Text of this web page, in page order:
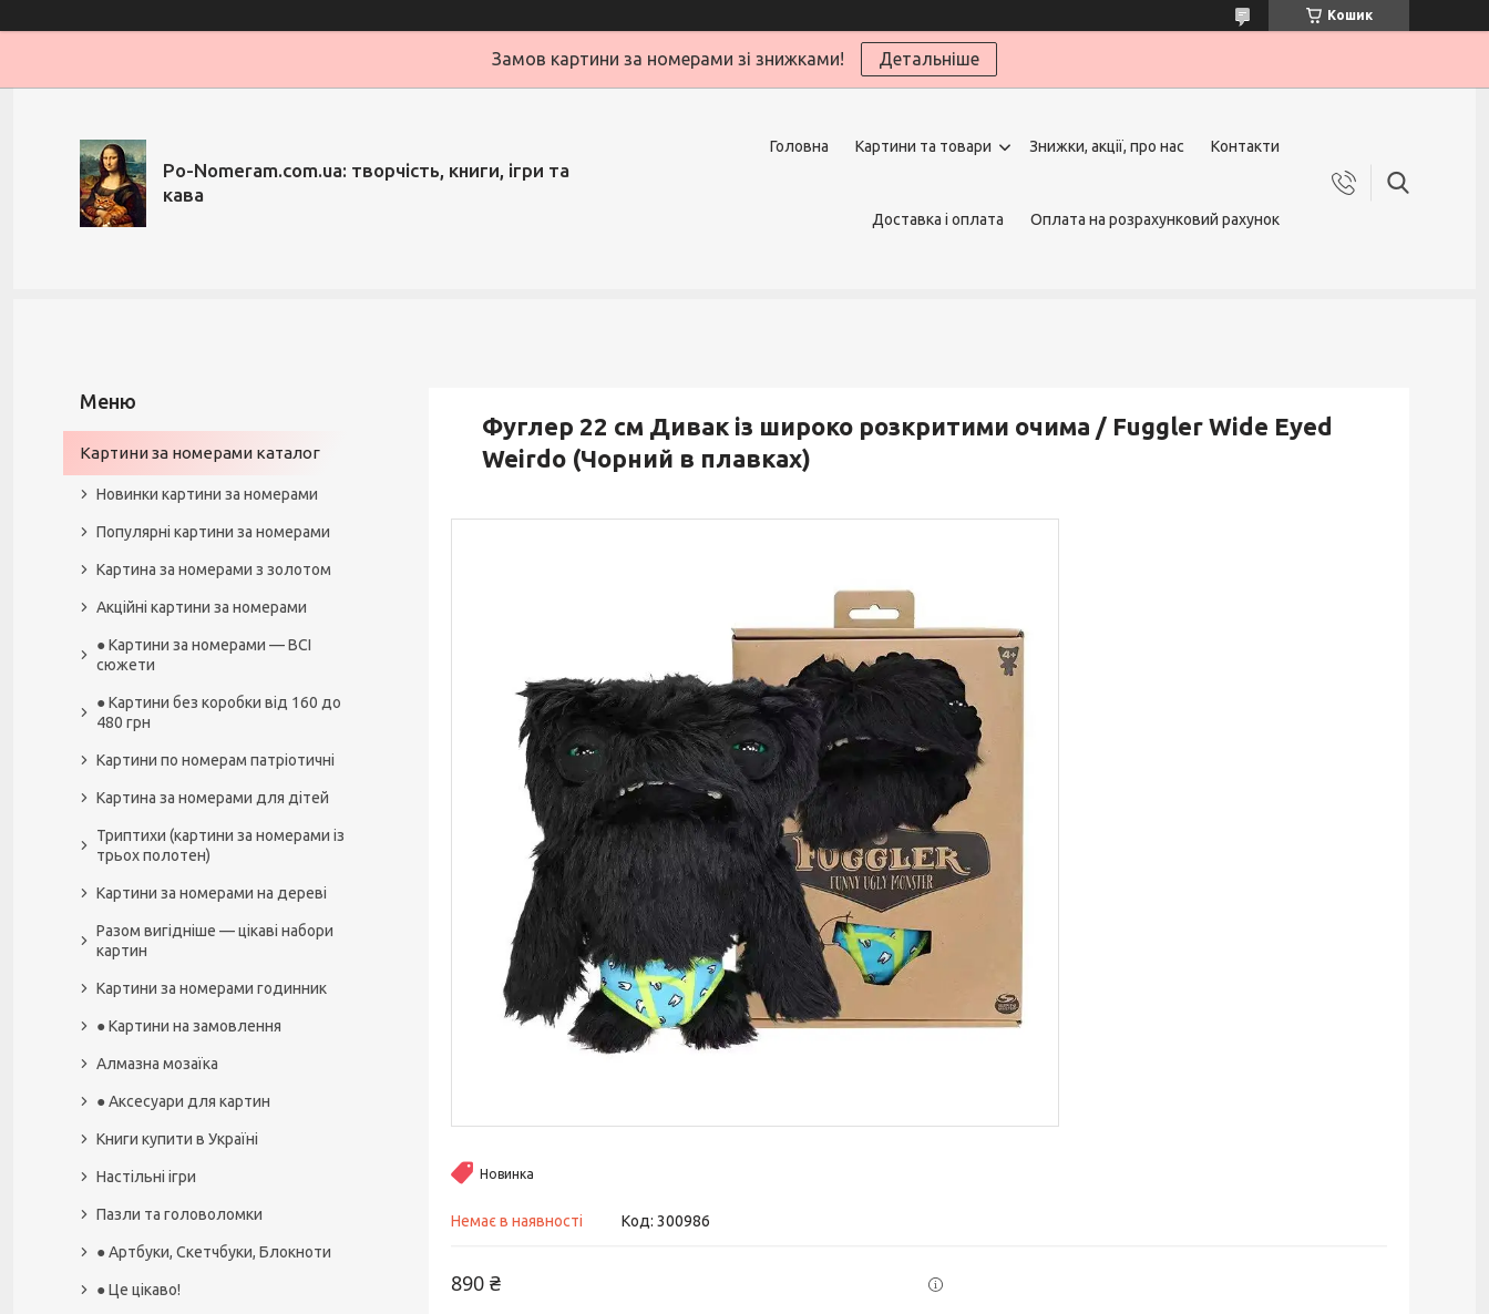
Кошик
Замов картини за номерами зі знижками! Детальніше
Po-Nomeram.com.ua: творчість, книги, ігри та
кава
Головна Картини та товари Знижки, акції, про нас Контакти
Доставка і оплата Оплата на розрахунковий рахунок
Фуглер 22 см Дивак із широко розкритими очима / Fuggler Wide Eyed
Weirdo (Чорний в плавках)
Новинка
Немає в наявності Код: 300986
890 ₴
Картини за номерами каталог
Новинки картини за номерами
Популярні картини за номерами
Картина за номерами з золотом
Акційні картини за номерами
● Картини за номерами — ВСІ
сюжети
● Картини без коробки від 160 до
480 грн
Картини по номерам патріотичні
Картина за номерами для дітей
Триптихи (картини за номерами із
трьох полотен)
Картини за номерами на дереві
Разом вигідніше — цікаві набори
картин
Картини за номерами годинник
● Картини на замовлення
Алмазна мозаїка
● Аксесуари для картин
Книги купити в Україні
Настільні ігри
Пазли та головоломки
● Артбуки, Скетчбуки, Блокноти
● Це цікаво!